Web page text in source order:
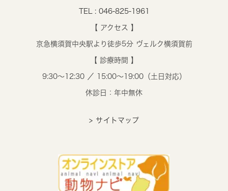
TEL : 046-825-1961
【 アクセス 】
京急横須賀中央駅より徒歩5分 ヴェルク横須賀前
【 診療時間 】
9:30～12:30 ／ 15:00～19:00（土日対応）
休診日：年中無休
> サイトマップ